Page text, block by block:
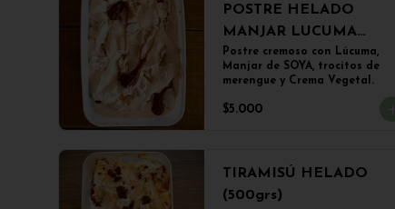
POSTRE HELADO
MANJAR LUCUMA
(500grs)
Postre cremoso con Lúcuma,
Manjar de SOYA, trocitos de
merengue y Crema Vegetal.
$5.000
TIRAMISÚ HELADO
(500grs)